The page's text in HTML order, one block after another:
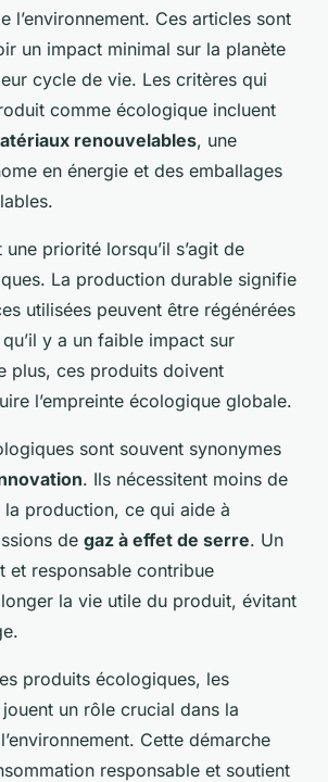
l’environnement. Ces articles sont
un impact minimal sur la planète
cycle de vie. Les critères qui
comme écologique incluent
renouvelables, une
en énergie et des emballages
une priorité lorsqu’il s’agit de
La production durable signifie
utilisées peuvent être régénérées
y a un faible impact sur
plus, ces produits doivent
l’empreinte écologique globale.
sont souvent synonymes
. Ils nécessitent moins de
la production, ce qui aide à
de gaz à effet de serre. Un
et responsable contribue
la vie utile du produit, évitant
produits écologiques, les
un rôle crucial dans la
Cette démarche
responsable et soutient